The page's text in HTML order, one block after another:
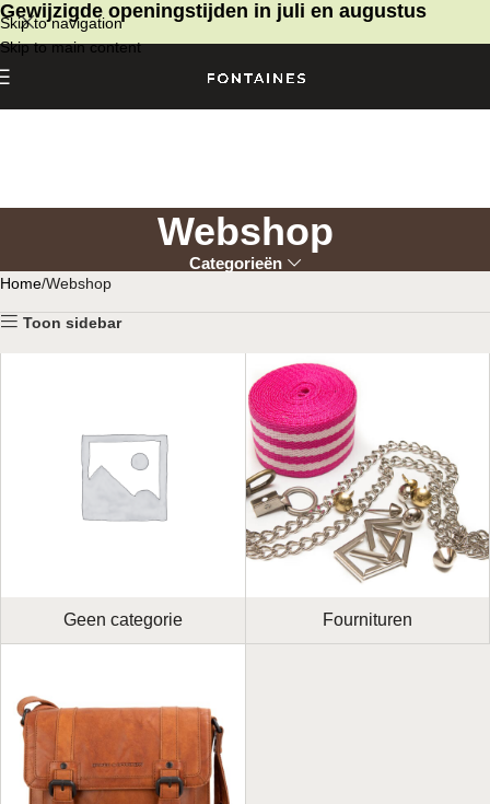
Skip to navigation
Skip to main content
Gewijzigde openingstijden in juli en augustus
Webshop
Categorieën
Home Webshop
Toon sidebar
Geen categorie Fournituren